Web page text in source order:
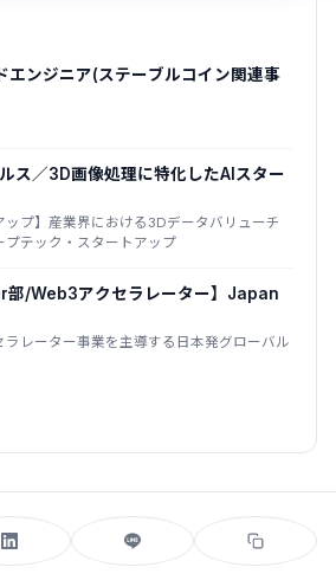
エンジニア(ステーブルコイン関連事
ス／3D画像処理に特化したAIスター
ップ】産業界における3Dデータバリューチ
プテック・スタートアップ
部/Web3アクセラレーター】Japan
ラレーター事業を主導する日本発グローバル